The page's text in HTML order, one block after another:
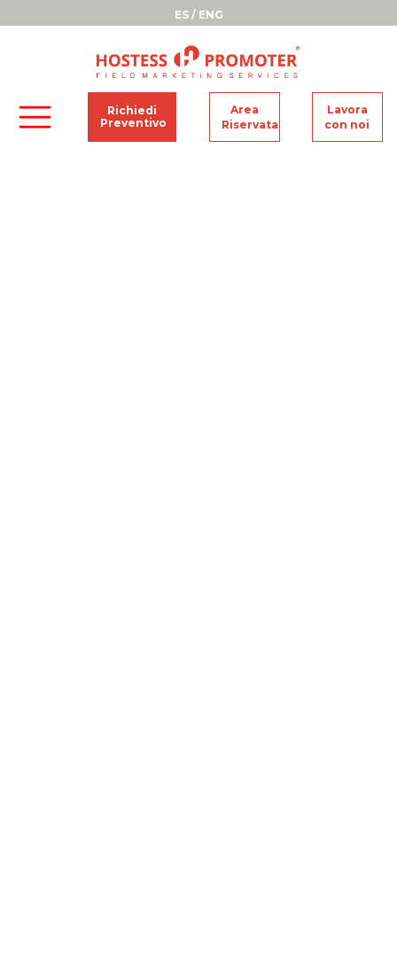
ES/ ENG
Richiedi
Preventivo
Area
Riservata
Lavora
con noi